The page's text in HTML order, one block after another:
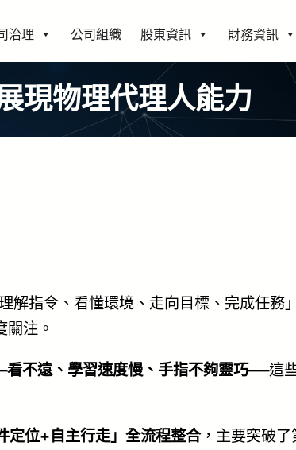
治理 公司組織 股東資訊 財務資訊
現物理代理人能力
解指令、看懂環境、走向目標、完成任務
注。
看不遠、學習速度慢、手指不夠靈巧──這
定位+自主行走」全流程整合，主要突破了